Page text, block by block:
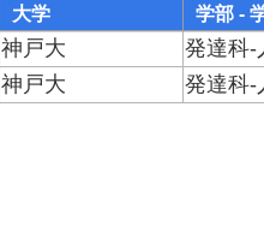
大学 学部 -
神戸大 発達科-
神戸大 発達科-